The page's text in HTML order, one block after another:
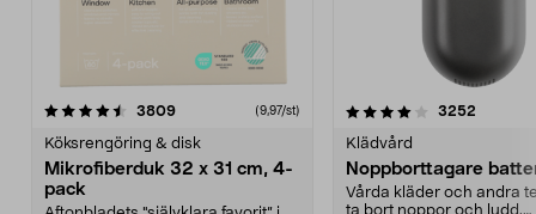
3809recensioner (9,97/st)
Köksrengöring & disk
Mikrofiberduk 32 x 31 cm, 4-
pack
4.0av 5 stjärnor 3252
Klädvård
Noppborttagare
Vårda kläder och andra
4.5av 5 stjärnor